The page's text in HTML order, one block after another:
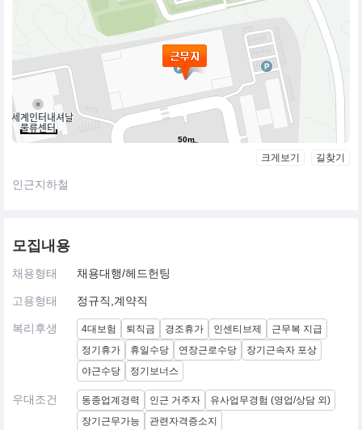
50m
크게보기 길찾기
인근지하철
모집내용
채용형태 채용대행/헤드헌팅
고용형태 정규직,계약직
복리후생 4대보험 퇴직금 경조휴가 인센티브제
근무복 지급
정기휴가
휴일수당 연장근로수당
장기근속자 포상
야근수당
정기보너스
우대조건 동종업계경력 인근 거주자
유사업무경험 (영업/상담 외)
장기근무가능
관련자격증소지